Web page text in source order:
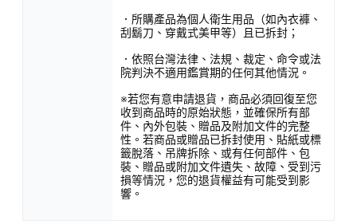
．所購產品為個人衛生用品（如內衣褲、
刮鬍刀、穿戴式美甲等）且已拆封；
．依照台灣法律、法規、裁定、命令或法
院判決不適用鑑賞期的任何其他情況。
※若您有意申請退貨，商品必須回復至您
收到商品時的原始狀態，並確保所有部
件、內外包裝、贈品及附加文件的完整
性。若商品或贈品已拆封使用、貼紙或標
籤脫落、吊牌拆除、或有任何部件、包
裝、贈品或附加文件遺失、故障、受到污
損等情況，您的退貨權益有可能受到影
響。